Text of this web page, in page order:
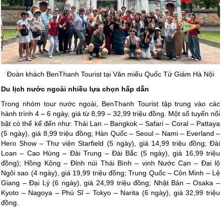
Đoàn khách BenThanh Tourist tại Văn miếu Quốc Tử Giám Hà Nội
Du lịch nước ngoài nhiều lựa chọn hấp dẫn
Trong nhóm tour nước ngoài, BenThanh Tourist tập trung vào các
hành trình 4 – 6 ngày, giá từ 8,99 – 32,99 triệu đồng. Một số tuyến nổi
bật có thể kể đến như: Thái Lan – Bangkok – Safari – Coral – Pattaya
(5 ngày), giá 8,99 triệu đồng; Hàn Quốc – Seoul – Nami – Everland –
Hero Show – Thư viện Starfield (5 ngày), giá 14,99 triệu đồng; Đài
Loan – Cao Hùng – Đài Trung – Đài Bắc (5 ngày), giá 16,99 triệu
đồng); Hồng Kông – Đỉnh núi Thái Bình – vịnh Nước Cạn – Đại lộ
Ngôi sao (4 ngày), giá 19,99 triệu đồng; Trung Quốc – Côn Minh – Lệ
Giang – Đại Lý (6 ngày), giá 24,99 triệu đồng; Nhật Bản – Osaka –
Kyoto – Nagoya – Phú Sĩ – Tokyo – Narita (6 ngày), giá 32,99 triệu
đồng.